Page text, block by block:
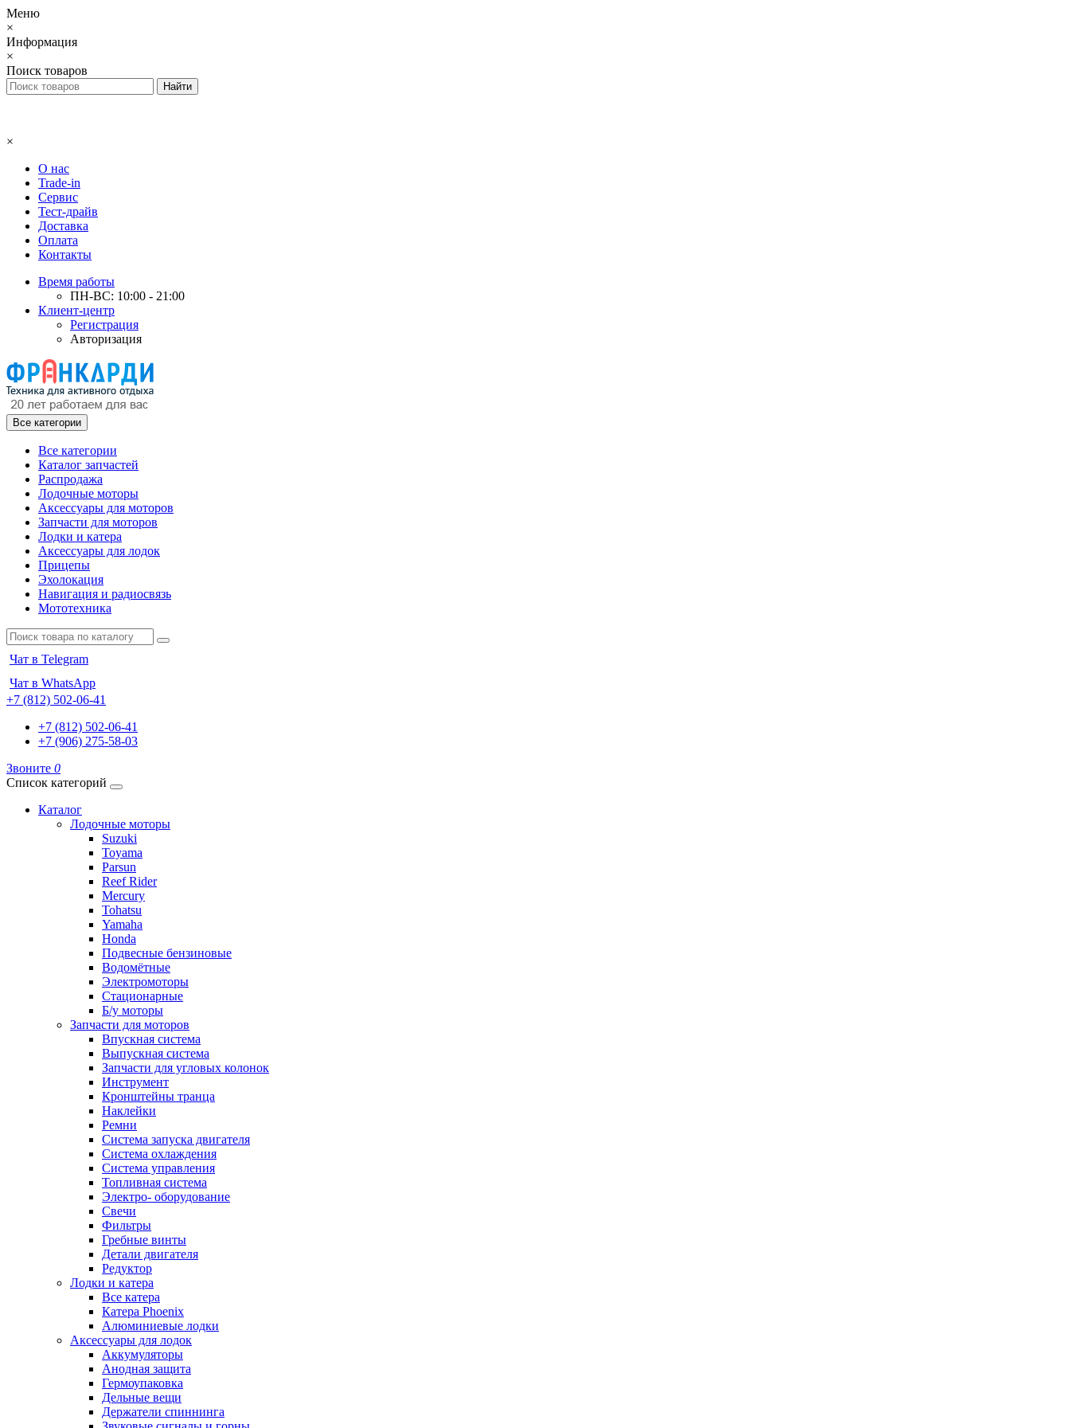
Меню
×
Информация
×
Поиск товаров
×
О нас
Trade-in
Сервис
Тест-драйв
Доставка
Оплата
Контакты
Время работы
ПН-ВС: 10:00 - 21:00
Клиент-центр
Регистрация
Авторизация
Все категории
Все категории
Каталог запчастей
Распродажа
Лодочные моторы
Аксессуары для моторов
Запчасти для моторов
Лодки и катера
Аксессуары для лодок
Прицепы
Эхолокация
Навигация и радиосвязь
Мототехника
Чат в Telegram
Чат в WhatsApp
+7 (812) 502-06-41
+7 (812) 502-06-41
+7 (906) 275-58-03
Звоните 0
Список категорий
Каталог
Лодочные моторы
Suzuki
Toyama
Parsun
Reef Rider
Mercury
Tohatsu
Yamaha
Honda
Подвесные бензиновые
Водомётные
Электромоторы
Стационарные
Б/у моторы
Запчасти для моторов
Впускная система
Выпускная система
Запчасти для угловых колонок
Инструмент
Кронштейны транца
Наклейки
Ремни
Система запуска двигателя
Система охлаждения
Система управления
Топливная система
Электро- оборудование
Свечи
Фильтры
Гребные винты
Детали двигателя
Редуктор
Лодки и катера
Все катера
Катера Phoenix
Алюминиевые лодки
Аксессуары для лодок
Аккумуляторы
Анодная защита
Гермоупаковка
Дельные вещи
Держатели спиннинга